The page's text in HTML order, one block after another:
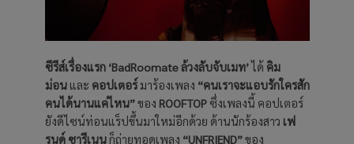
ซีรีส์เรื่องแรก ‘BadRoomate ล้วงลับจับเมท’ได้ คิม
ม่อนและ คอปเตอร์มาร้องเพลง “คนเราจะแอบรักใครสัก
คนได้นานแค่ไหน”ของ ROOFTOPซึ่งเพลงนี้ คอปเตอร์
ยังดีไซน์ท่อนแร็ปขึ้นมาใหม่อีกด้วย ด้านนักร้องสาว เฟ
รนด์ ซารีเนนก็ถ่ายทอดเพลง “UNFRIEND”ของ